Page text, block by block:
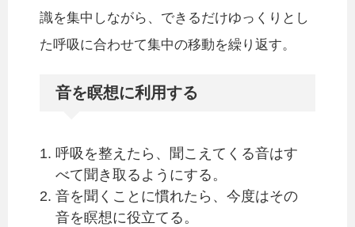
識を集中しながら、できるだけゆっくりとし
た呼吸に合わせて集中の移動を繰り返す。
音を瞑想に利用する
呼吸を整えたら、聞こえてくる音はす
べて聞き取るようにする。
音を聞くことに慣れたら、今度はその
音を瞑想に役立てる。